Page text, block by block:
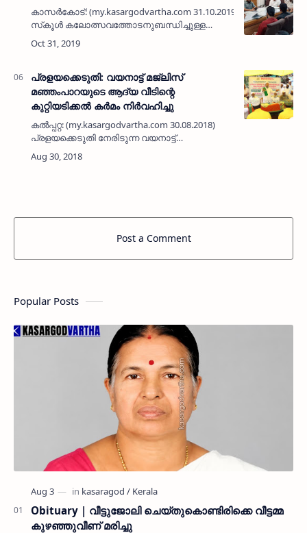
കാസര്‍കോട്: (my.kasargodvartha.com 31.10.2019) സംസ്ഥാന
സ്‌കൂള്‍ കലോത്സവത്തോടനുബന്ധിച്ചുള്ള
ദൃശ്യവിസ്മയം കലാവിരുന്ന് നവംബര്‍ 24 ന്
കാഞ്ഞങ്ങാട് സൂര്യ ഓഡിറ്റോറിയത്തില…
പ്രളയക്കെടുതി: വയനാട്ട് മജ്‌ലിസ്
മഞ്ഞംപാറയുടെ ആദ്യ വീടിന്റെ
കുറ്റിയടിക്കല്‍ കര്‍മം നിര്‍വഹിച്ചു
കല്‍പ്പറ്റ: (my.kasargodvartha.com 30.08.2018)
പ്രളയക്കെടുതി നേരിടുന്ന വയനാട്ട്
പുനരധിവാസ പ്രവര്‍ത്തനങ്ങളുമായി മജ്‌ലിസ്
മഞ്ഞംപാറ. ആദ്യ വീടിന്റെ കുറ്റിയടിക്കല്‍ കര്‍മം
Post a Comment
Popular Posts
Obituary | വീട്ടുജോലി ചെയ്തുകൊണ്ടിരിക്കെ വീട്ടമ്മ
കുഴഞ്ഞുവീണ് മരിച്ചു